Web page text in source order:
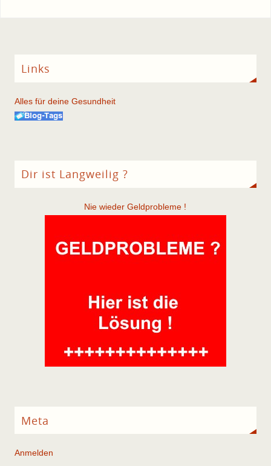
Links
Alles für deine Gesundheit
Dir ist Langweilig ?
Nie wieder Geldprobleme !
Meta
Anmelden